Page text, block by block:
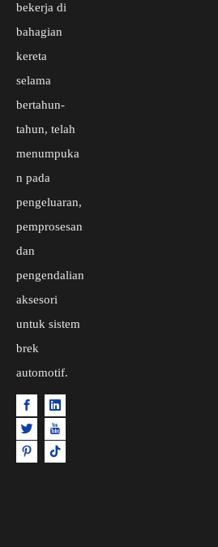
bekerja di
bahagian
kereta
selama
bertahun-
tahun, telah
menumpuka
n pada
pengeluaran,
pemprosesan
dan
pengendalian
aksesori
untuk sistem
brek
automotif.